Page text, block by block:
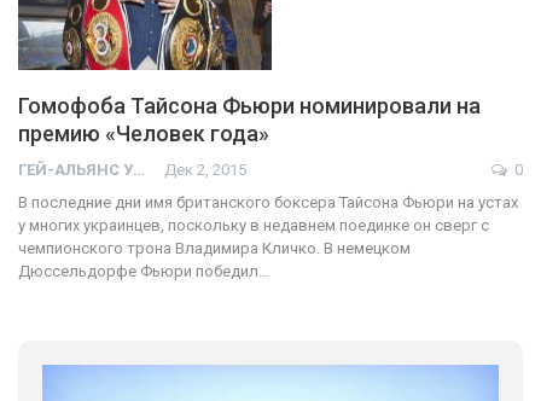
Гомофоба Тайсона Фьюри номинировали на
премию «Человек года»
ГЕЙ-АЛЬЯНС УКРАИНА Дек 2, 2015
0
В последние дни имя британского боксера Тайсона Фьюри на устах
у многих украинцев, поскольку в недавнем поединке он сверг с
чемпионского трона Владимира Кличко. В немецком
Дюссельдорфе Фьюри победил…